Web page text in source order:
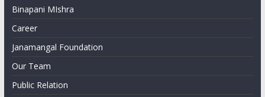
Binapani MIshra
Career
Janamangal Foundation
Our Team
Public Relation